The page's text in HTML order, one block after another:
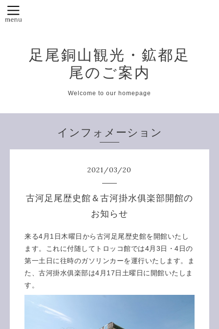
足尾銅山観光・鉱都足
尾のご案内
Welcome to our homepage
インフォメーション
2021/03/20
古河足尾歴史館＆古河掛水俱楽部開館の
お知らせ
来る4月1日木曜日から古河足尾歴史館を開館いたし
ます。これに付随してトロッコ館では4月3日・4日の
第一土日に往時のガソリンカーを運行いたします。ま
た、古河掛水俱楽部は4月17日土曜日に開館いたしま
す。